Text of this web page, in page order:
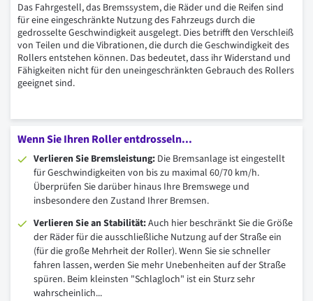
Das Fahrgestell, das Bremssystem, die Räder und die Reifen sind
für eine eingeschränkte Nutzung des Fahrzeugs durch die
gedrosselte Geschwindigkeit ausgelegt. Dies betrifft den Verschleiß
von Teilen und die Vibrationen, die durch die Geschwindigkeit des
Rollers entstehen können. Das bedeutet, dass ihr Widerstand und
Fähigkeiten nicht für den uneingeschränkten Gebrauch des Rollers
geeignet sind.
Wenn Sie Ihren Roller entdrosseln...
Verlieren Sie Bremsleistung: Die Bremsanlage ist eingestellt
für Geschwindigkeiten von bis zu maximal 60/70 km/h.
Überprüfen Sie darüber hinaus Ihre Bremswege und
insbesondere den Zustand Ihrer Bremsen.
Verlieren Sie an Stabilität:Auch hier beschränkt Sie die Größe
der Räder für die ausschließliche Nutzung auf der Straße ein
(für die große Mehrheit der Roller). Wenn Sie sie schneller
fahren lassen, werden Sie mehr Unebenheiten auf der Straße
spüren. Beim kleinsten "Schlagloch" ist ein Sturz sehr
wahrscheinlich...